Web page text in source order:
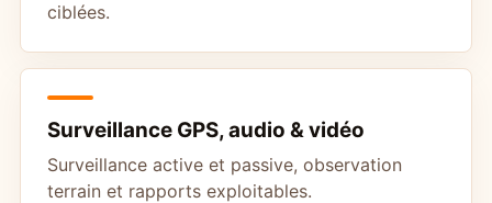
ciblées.
Surveillance GPS, audio & vidéo
Surveillance active et passive, observation
terrain et rapports exploitables.